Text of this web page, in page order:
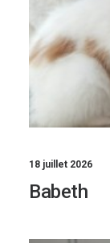
18 juillet 2026
Babeth